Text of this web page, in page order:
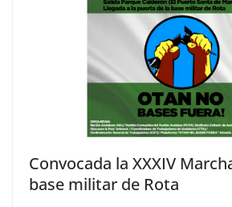
Convocada la XXXIV
base militar de Rota